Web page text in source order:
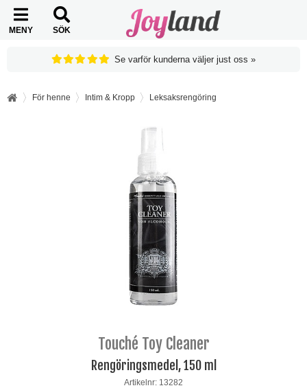
MENY SÖK
Se varför kunderna väljer just oss »
För henne Intim & Kropp Leksaksrengöring
Touché Toy Cleaner
Rengöringsmedel, 150 ml
Artikelnr: 13282